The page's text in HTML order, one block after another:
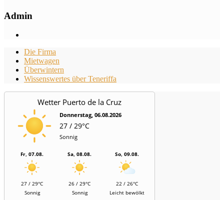
Admin
Die Firma
Mietwagen
Überwintern
Wissenswertes über Teneriffa
Wetter Puerto de la Cruz
Donnerstag, 06.08.2026
27 / 29°C
Sonnig
Fr, 07.08.
27 / 29°C
Sonnig
Sa, 08.08.
26 / 29°C
Sonnig
So, 09.08.
22 / 26°C
Leicht bewölkt